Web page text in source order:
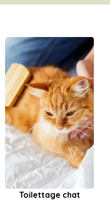
Toilettage chat